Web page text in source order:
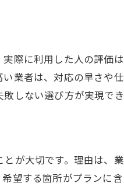
ハウスクリーニング注意
ぐハウスクリーニングの心
してトラブルを予防する
グで追加費用を回避する
スクリーニングの確認項
グ業者を見つける方法
ーニング業者選定ステッ
際に利用した人の評価
業者は、対応の早さや
しない選び方が実現でき
が大切です。理由は、
望する箇所がプランに